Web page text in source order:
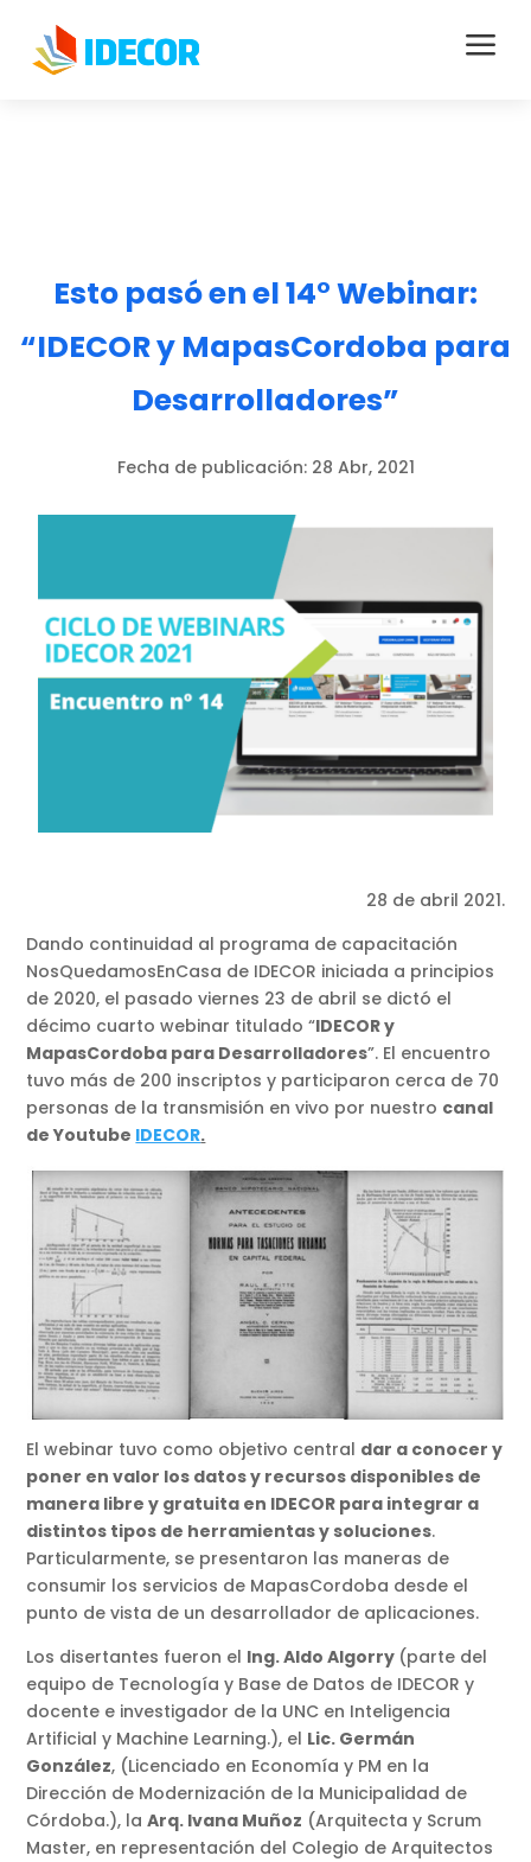
a
Esto pasó en el 14° Webinar:
“IDECOR y MapasCordoba para
Desarrolladores”
Fecha de publicación: 28 Abr, 2021
28 de abril 2021.
Dando continuidad al programa de capacitación
NosQuedamosEnCasa de IDECOR iniciada a principios
de 2020, el pasado viernes 23 de abril se dictó el
décimo cuarto webinar titulado “IDECOR y
MapasCordoba para Desarrolladores”. El encuentro
tuvo más de 200 inscriptos y participaron cerca de 70
personas de la transmisión en vivo por nuestro canal
de Youtube IDECOR.
El webinar tuvo como objetivo central dar a conocer y
poner en valor los datos y recursos disponibles de
manera libre y gratuita en IDECOR para integrar a
distintos tipos de herramientas y soluciones.
Particularmente, se presentaron las maneras de
consumir los servicios de MapasCordoba desde el
punto de vista de un desarrollador de aplicaciones.
Los disertantes fueron el Ing. Aldo Algorry (parte del
equipo de Tecnología y Base de Datos de IDECOR y
docente e investigador de la UNC en Inteligencia
Artificial y Machine Learning.), el Lic. Germán
González, (Licenciado en Economía y PM en la
Dirección de Modernización de la Municipalidad de
Córdoba.), laArq. Ivana Muñoz (Arquitecta y Scrum
Master, en representación del Colegio de Arquitectos